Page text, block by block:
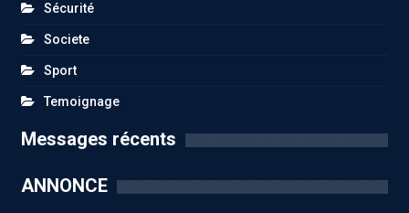
Sécurité
Societe
Sport
Temoignage
Messages récents
ANNONCE